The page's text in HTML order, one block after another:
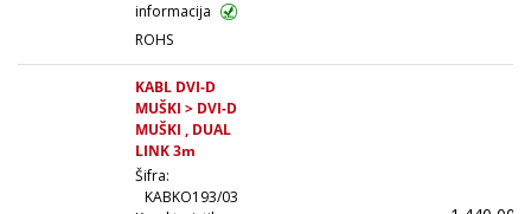
informacija
ROHS
KABL DVI-D
MUŠKI > DVI-D
MUŠKI , DUAL
LINK 3m
Šifra:
KABKO193/03